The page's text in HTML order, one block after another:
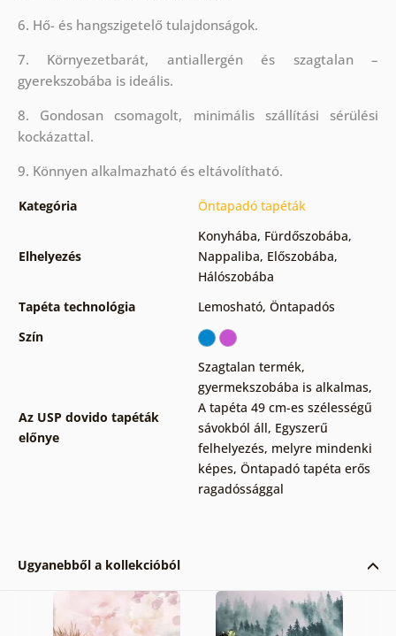
6. Hő- és hangszigetelő tulajdonságok.
7. Környezetbarát, antiallergén és szagtalan –
gyerekszobába is ideális.
8. Gondosan csomagolt, minimális szállítási sérülési
kockázattal.
9. Könnyen alkalmazható és eltávolítható.
Kategória Öntapadó tapéták
Elhelyezés
Konyhába, Fürdőszobába,
Nappaliba, Előszobába,
Hálószobába
Tapéta technológia
Lemosható, Öntapadós
Szín
Az USP dovido tapéták
előnye
Szagtalan termék,
gyermekszobába is alkalmas,
A tapéta 49 cm-es szélességű
sávokból áll, Egyszerű
felhelyezés, melyre mindenki
képes, Öntapadó tapéta erős
ragadóssággal
Ugyanebből a kollekcióból